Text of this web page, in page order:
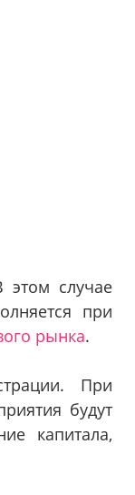
этом случае
при
рынка.
При
будут
капитала,